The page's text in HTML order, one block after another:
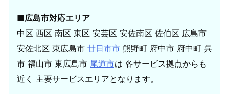
前
ホ
ル
ス
ー
■広島市対応エリア
中区 西区 南区 東区 安芸区 安佐南区 佐伯区 広島市
安佐北区 東広島市 廿日市市 熊野町 府中市 府中町 呉
市 福山市 東広島市 尾道市は 各サービス拠点からも
近く 主要サービスエリアとなります。